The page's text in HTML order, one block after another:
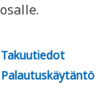
osalle.
Takuutiedot
Palautuskäytäntö